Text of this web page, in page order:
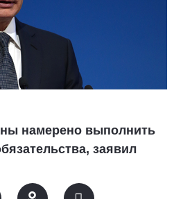
намерено выполнить
заявил